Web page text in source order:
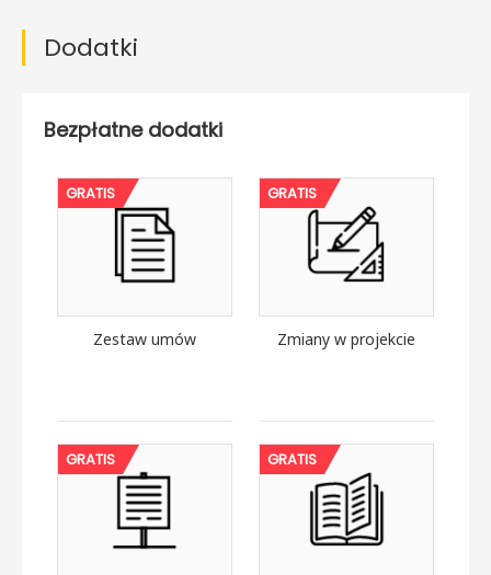
Dodatki
Bezpłatne dodatki
GRATIS
Zestaw umów
GRATIS
Zmiany w projekcie
GRATIS GRATIS